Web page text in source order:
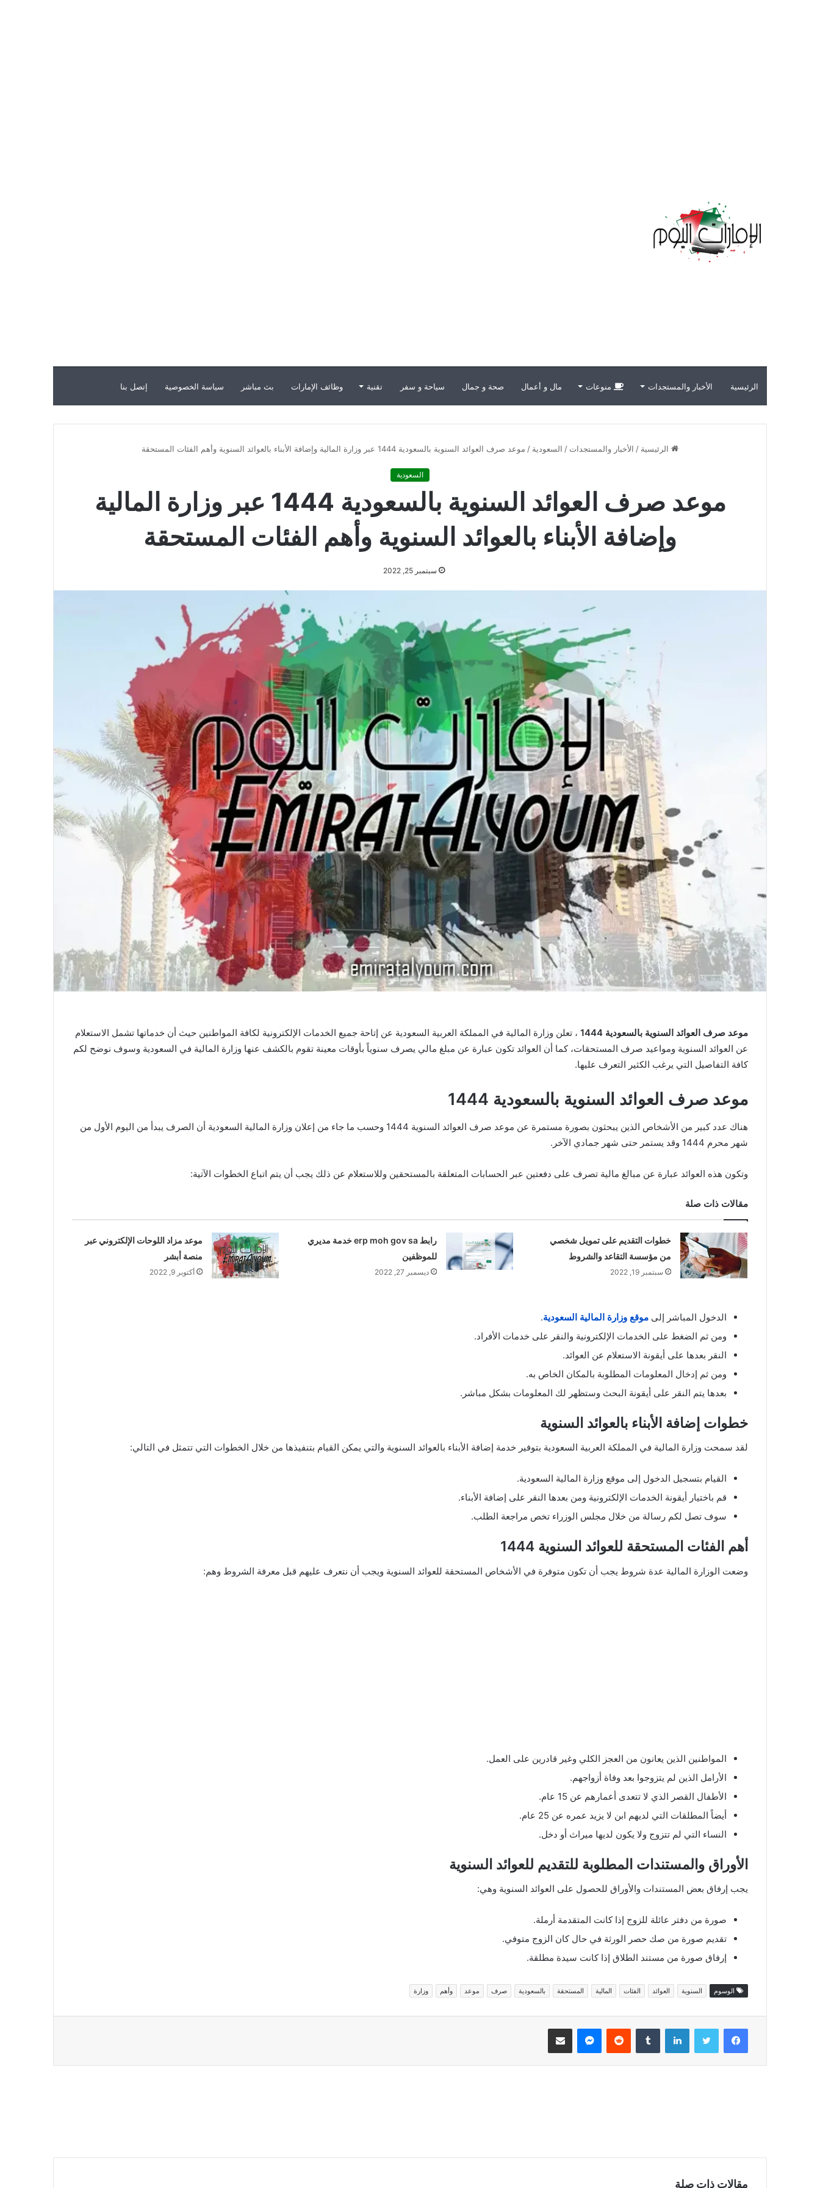
الرئيسية الأخبار والمستجدات منوعات مال و أعمال صحة و جمال سياحة و سفر تقنية وظائف الإمارات بث مباشر سياسة الخصوصية إتصل بنا
الرئيسية / الأخبار والمستجدات / السعودية / موعد صرف العوائد السنوية بالسعودية 1444 عبر وزارة المالية وإضافة الأبناء بالعوائد السنوية وأهم الفئات المستحقة
السعودية
موعد صرف العوائد السنوية بالسعودية 1444 عبر وزارة المالية
وإضافة الأبناء بالعوائد السنوية وأهم الفئات المستحقة
سبتمبر 25, 2022
موعد صرف العوائد السنوية بالسعودية 1444
، تعلن وزارة المالية في المملكة العربية السعودية عن إتاحة جميع الخدمات الإلكترونية لكافة المواطنين حيث أن خدماتها تشمل الاستعلام
عن العوائد السنوية ومواعيد صرف المستحقات، كما أن العوائد تكون عبارة عن مبلغ مالي يصرف سنوياً بأوقات معينة تقوم بالكشف عنها وزارة المالية في السعودية وسوف نوضح لكم
كافة التفاصيل التي يرغب الكثير التعرف عليها.
موعد صرف العوائد السنوية بالسعودية 1444
هناك عدد كبير من الأشخاص الذين يبحثون بصورة مستمرة عن موعد صرف العوائد السنوية 1444 وحسب ما جاء من إعلان وزارة المالية السعودية أن الصرف يبدأ من اليوم الأول من
شهر محرم 1444 وقد يستمر حتى شهر جمادي الآخر.
وتكون هذه العوائد عبارة عن مبالغ مالية تصرف على دفعتين عبر الحسابات المتعلقة بالمستحقين وللاستعلام عن ذلك يجب أن يتم اتباع الخطوات الآتية:
مقالات ذات صلة
خطوات التقديم على تمويل شخصي
من مؤسسة التقاعد والشروط
سبتمبر 19, 2022
رابط erp moh gov sa خدمة مديري
للموظفين
ديسمبر 27, 2022
موعد مزاد اللوحات الإلكتروني عبر
منصة أبشر
أكتوبر 9, 2022
الدخول المباشر إلى موقع وزارة المالية السعودية.
ومن ثم الضغط على الخدمات الإلكترونية والنقر على خدمات الأفراد.
النقر بعدها على أيقونة الاستعلام عن العوائد.
ومن ثم إدخال المعلومات المطلوبة بالمكان الخاص به.
بعدها يتم النقر على أيقونة البحث وستظهر لك المعلومات بشكل مباشر.
خطوات إضافة الأبناء بالعوائد السنوية
لقد سمحت وزارة المالية في المملكة العربية السعودية بتوفير خدمة إضافة الأبناء بالعوائد السنوية والتي يمكن القيام بتنفيذها من خلال الخطوات التي تتمثل في التالي:
القيام بتسجيل الدخول إلى موقع وزارة المالية السعودية.
قم باختيار أيقونة الخدمات الإلكترونية ومن بعدها النقر على إضافة الأبناء.
سوف تصل لكم رسالة من خلال مجلس الوزراء تخص مراجعة الطلب.
أهم الفئات المستحقة للعوائد السنوية 1444
وضعت الوزارة المالية عدة شروط يجب أن تكون متوفرة في الأشخاص المستحقة للعوائد السنوية ويجب أن نتعرف عليهم قبل معرفة الشروط وهم:
المواطنين الذين يعانون من العجز الكلي وغير قادرين على العمل.
الأرامل الذين لم يتزوجوا بعد وفاة أزواجهم.
الأطفال القصر الذي لا تتعدى أعمارهم عن 15 عام.
أيضاً المطلقات التي لديهم ابن لا يزيد عمره عن 25 عام.
النساء التي لم تتزوج ولا يكون لديها ميراث أو دخل.
الأوراق والمستندات المطلوبة للتقديم للعوائد السنوية
يجب إرفاق بعض المستندات والأوراق للحصول على العوائد السنوية وهي:
صورة من دفتر عائلة للزوج إذا كانت المتقدمة أرملة.
تقديم صورة من صك حصر الورثة في حال كان الزوج متوفي.
إرفاق صورة من مستند الطلاق إذا كانت سيدة مطلقة.
الوسوم السنوية العوائد الفئات المالية المستحقة بالسعودية صرف موعد وأهم وزارة
فيسبوك تويتر لينكدإن ماسنجر مشاركة عبر البريد
مقالات ذات صلة